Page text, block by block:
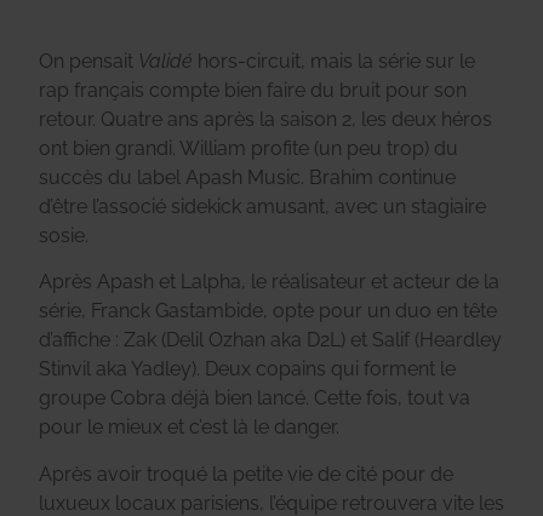
On pensait Validé hors-circuit, mais la série sur le
rap français compte bien faire du bruit pour son
retour. Quatre ans après la saison 2, les deux héros
ont bien grandi. William profite (un peu trop) du
succès du label Apash Music. Brahim continue
d’être l’associé sidekick amusant, avec un stagiaire
sosie.
Après Apash et Lalpha, le réalisateur et acteur de la
série, Franck Gastambide, opte pour un duo en tête
d’affiche : Zak (Delil Ozhan aka D2L) et Salif (Heardley
Stinvil aka Yadley). Deux copains qui forment le
groupe Cobra déjà bien lancé. Cette fois, tout va
pour le mieux et c’est là le danger.
Après avoir troqué la petite vie de cité pour de
luxueux locaux parisiens, l’équipe retrouvera vite les